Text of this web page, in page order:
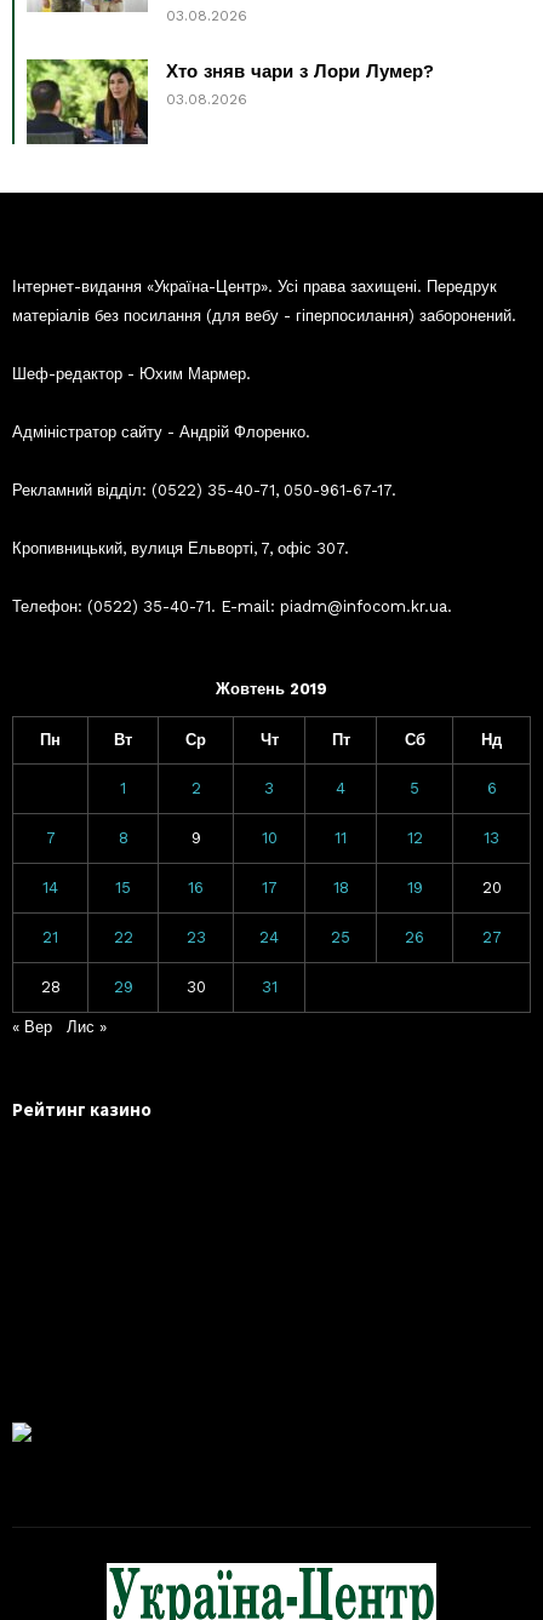
03.08.2026
Хто зняв чари з Лори Лумер?
03.08.2026
Інтернет-видання «Україна-Центр». Усі права захищені. Передрук
матеріалів без посилання (для вебу - гіперпосилання) заборонений.
Шеф-редактор - Юхим Мармер.
Адміністратор сайту - Андрій Флоренко.
Рекламний відділ: (0522) 35-40-71, 050-961-67-17.
Кропивницький, вулиця Ельворті, 7, офіс 307.
Телефон: (0522) 35-40-71. E-mail: piadm@infocom.kr.ua.
Жовтень 2019
Пн Вт Ср Чт Пт Сб Нд
1 2 3 4 5 6
7 8 9 10 11 12 13
14 15 16 17 18 19 20
21 22 23 24 25 26 27
28 29 30 31
« Вер Лис »
Рейтинг казино